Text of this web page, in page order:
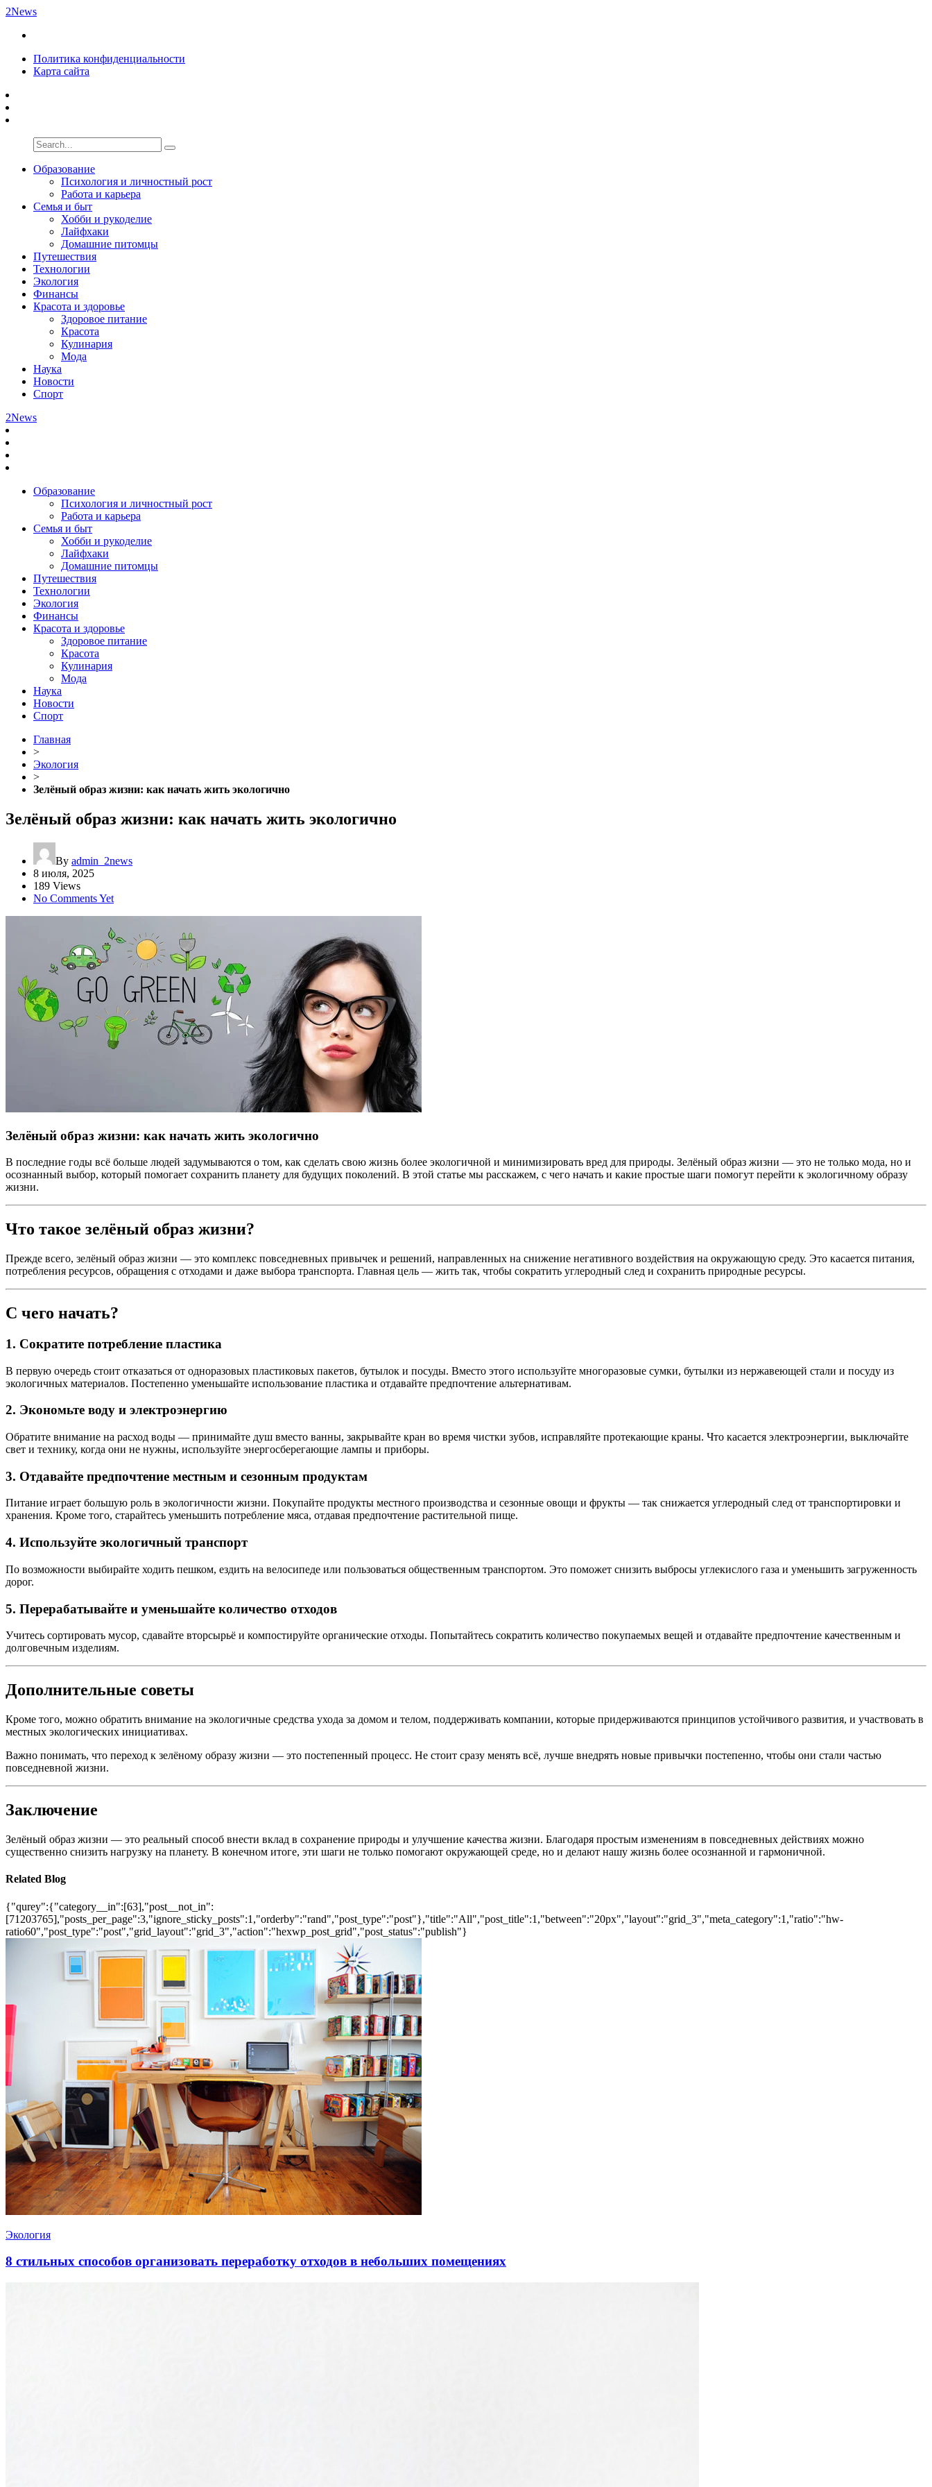
2News
Политика конфиденциальности
Карта сайта
Образование
Психология и личностный рост
Работа и карьера
Семья и быт
Хобби и рукоделие
Лайфхаки
Домашние питомцы
Путешествия
Технологии
Экология
Финансы
Красота и здоровье
Здоровое питание
Красота
Кулинария
Мода
Наука
Новости
Спорт
2News
Образование
Психология и личностный рост
Работа и карьера
Семья и быт
Хобби и рукоделие
Лайфхаки
Домашние питомцы
Путешествия
Технологии
Экология
Финансы
Красота и здоровье
Здоровое питание
Красота
Кулинария
Мода
Наука
Новости
Спорт
Главная
>
Экология
>
Зелёный образ жизни: как начать жить экологично
Зелёный образ жизни: как начать жить экологично
By admin_2news
8 июля, 2025
189 Views
No Comments Yet
Зелёный образ жизни: как начать жить экологично
В последние годы всё больше людей задумываются о том, как сделать свою жизнь более экологичной и минимизировать вред для природы. Зелёный образ жизни — это не только мода, но и
осознанный выбор, который помогает сохранить планету для будущих поколений. В этой статье мы расскажем, с чего начать и какие простые шаги помогут перейти к экологичному образу
жизни.
Что такое зелёный образ жизни?
Прежде всего, зелёный образ жизни — это комплекс повседневных привычек и решений, направленных на снижение негативного воздействия на окружающую среду. Это касается питания,
потребления ресурсов, обращения с отходами и даже выбора транспорта. Главная цель — жить так, чтобы сократить углеродный след и сохранить природные ресурсы.
С чего начать?
1. Сократите потребление пластика
В первую очередь стоит отказаться от одноразовых пластиковых пакетов, бутылок и посуды. Вместо этого используйте многоразовые сумки, бутылки из нержавеющей стали и посуду из
экологичных материалов. Постепенно уменьшайте использование пластика и отдавайте предпочтение альтернативам.
2. Экономьте воду и электроэнергию
Обратите внимание на расход воды — принимайте душ вместо ванны, закрывайте кран во время чистки зубов, исправляйте протекающие краны. Что касается электроэнергии, выключайте
свет и технику, когда они не нужны, используйте энергосберегающие лампы и приборы.
3. Отдавайте предпочтение местным и сезонным продуктам
Питание играет большую роль в экологичности жизни. Покупайте продукты местного производства и сезонные овощи и фрукты — так снижается углеродный след от транспортировки и
хранения. Кроме того, старайтесь уменьшить потребление мяса, отдавая предпочтение растительной пище.
4. Используйте экологичный транспорт
По возможности выбирайте ходить пешком, ездить на велосипеде или пользоваться общественным транспортом. Это поможет снизить выбросы углекислого газа и уменьшить загруженность
дорог.
5. Перерабатывайте и уменьшайте количество отходов
Учитесь сортировать мусор, сдавайте вторсырьё и компостируйте органические отходы. Попытайтесь сократить количество покупаемых вещей и отдавайте предпочтение качественным и
долговечным изделиям.
Дополнительные советы
Кроме того, можно обратить внимание на экологичные средства ухода за домом и телом, поддерживать компании, которые придерживаются принципов устойчивого развития, и участвовать в
местных экологических инициативах.
Важно понимать, что переход к зелёному образу жизни — это постепенный процесс. Не стоит сразу менять всё, лучше внедрять новые привычки постепенно, чтобы они стали частью
повседневной жизни.
Заключение
Зелёный образ жизни — это реальный способ внести вклад в сохранение природы и улучшение качества жизни. Благодаря простым изменениям в повседневных действиях можно
существенно снизить нагрузку на планету. В конечном итоге, эти шаги не только помогают окружающей среде, но и делают нашу жизнь более осознанной и гармоничной.
Related Blog
{"qurey":{"category__in":[63],"post__not_in":
[71203765],"posts_per_page":3,"ignore_sticky_posts":1,"orderby":"rand","post_type":"post"},"title":"All","post_title":1,"between":"20px","layout":"grid_3","meta_category":1,"ratio":"hw-
ratio60","post_type":"post","grid_layout":"grid_3","action":"hexwp_post_grid","post_status":"publish"}
Экология
8 стильных способов организовать переработку отходов в небольших помещениях